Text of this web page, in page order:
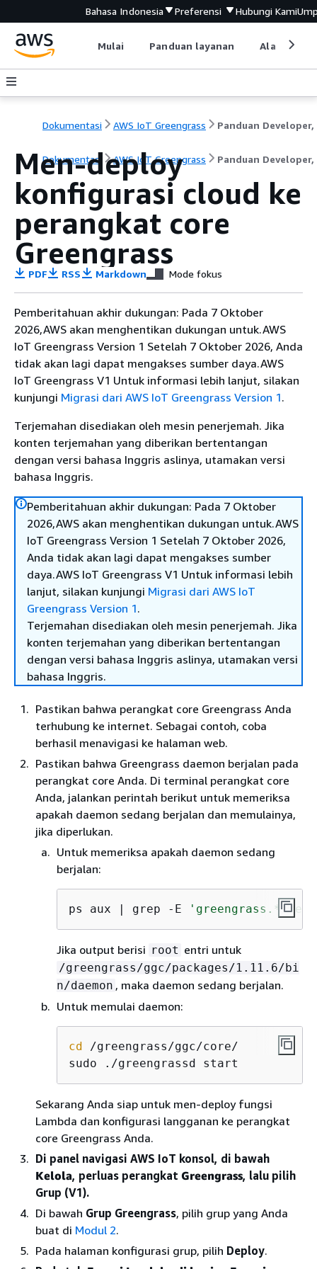
Bahasa Indonesia Preferensi Hubungi Kami
Mulai Panduan layanan Alat
Dokumentasi AWS IoT Greengrass
Dokumentasi AWS IoT Greengrass Panduan Developer,
Men-deploy
konfigurasi cloud ke
perangkat core
Greengrass
PDF RSS Markdown Mode fokus
Pemberitahuan akhir dukungan: Pada 7 Oktober
2026,AWS akan menghentikan dukungan untuk.AWS
IoT Greengrass Version 1 Setelah 7 Oktober 2026, Anda
tidak akan lagi dapat mengakses sumber daya.AWS
IoT Greengrass V1 Untuk informasi lebih lanjut, silakan
kunjungi Migrasi dari AWS IoT Greengrass Version 1.
Terjemahan disediakan oleh mesin penerjemah. Jika
konten terjemahan yang diberikan bertentangan
dengan versi bahasa Inggris aslinya, utamakan versi
bahasa Inggris.
Pemberitahuan akhir dukungan: Pada 7 Oktober
2026,AWS akan menghentikan dukungan untuk.AWS
IoT Greengrass Version 1 Setelah 7 Oktober 2026,
Anda tidak akan lagi dapat mengakses sumber
daya.AWS IoT Greengrass V1 Untuk informasi lebih
lanjut, silakan kunjungi Migrasi dari AWS IoT
Greengrass Version 1.
Terjemahan disediakan oleh mesin penerjemah. Jika
konten terjemahan yang diberikan bertentangan
dengan versi bahasa Inggris aslinya, utamakan versi
bahasa Inggris.
Pastikan bahwa perangkat core Greengrass Anda
terhubung ke internet. Sebagai contoh, coba
berhasil menavigasi ke halaman web.
Pastikan bahwa Greengrass daemon berjalan pada
perangkat core Anda. Di terminal perangkat core
Anda, jalankan perintah berikut untuk memeriksa
apakah daemon sedang berjalan dan memulainya,
jika diperlukan.
Untuk memeriksa apakah daemon sedang
berjalan:
ps aux | grep -E
Jika output berisi root entri untuk
/greengrass/ggc/packages/1.11.6/bi
n/daemon , maka daemon sedang berjalan.
Untuk memulai daemon:
cd /greengrass/ggc/core/
sudo ./greengrassd start
Sekarang Anda siap untuk men-deploy fungsi
Lambda dan konfigurasi langganan ke perangkat
core Greengrass Anda.
Di panel navigasi AWS IoT konsol, di bawah
Kelola, perluas perangkat Greengrass, lalu pilih
Grup (V1).
Di bawah Grup Greengrass, pilih grup yang Anda
buat di Modul 2.
Pada halaman konfigurasi grup, pilih Deploy.